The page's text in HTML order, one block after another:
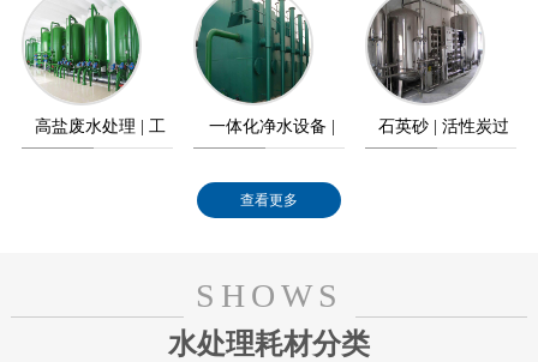
高盐废水处理 | 工 一体化净水设备 | 石英砂 | 活性炭过
查看更多
SHOWS
水处理耗材分类